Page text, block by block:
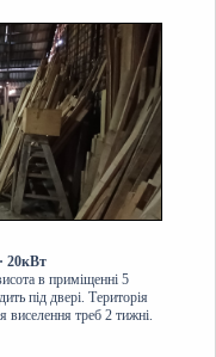
20кВт
в приміщенні 5
під двері. Територія
виселення треб 2 тижні.